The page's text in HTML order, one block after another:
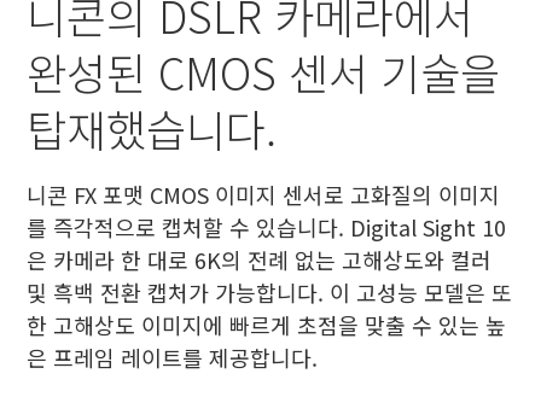
니콘의 DSLR 카메라에서
완성된 CMOS 센서 기술을
탑재했습니다.
니콘 FX 포맷 CMOS 이미지 센서로 고화질의 이미지
를 즉각적으로 캡처할 수 있습니다. Digital Sight 10
은 카메라 한 대로 6K의 전례 없는 고해상도와 컬러
및 흑백 전환 캡처가 가능합니다. 이 고성능 모델은 또
한 고해상도 이미지에 빠르게 초점을 맞출 수 있는 높
은 프레임 레이트를 제공합니다.